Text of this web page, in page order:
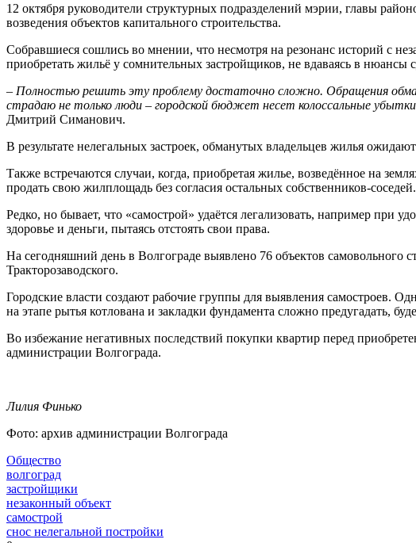
12 октября руководители структурных подразделений мэрии, главы
возведения объектов капитального строительства.
Собравшиеся сошлись во мнении, что несмотря на резонанс историй с
приобретать жильё у сомнительных застройщиков, не вдаваясь в нюансы
– Полностью решить эту проблему достаточно сложно. Обращения
страдаю не только люди – городской бюджет несет колоссальные
Дмитрий Симанович.
В результате нелегальных застроек, обманутых владельцев жилья
Также встречаются случаи, когда, приобретая жилье, возведённое на
продать свою жилплощадь без согласия остальных собственников-соседей.
Редко, но бывает, что «самострой» удаётся легализовать, например при
здоровье и деньги, пытаясь отстоять свои права.
На сегодняшний день в Волгограде выявлено 76 объектов
Тракторозаводского.
Городские власти создают рабочие группы для выявления самостроев.
на этапе рытья котлована и закладки фундамента сложно предугадать,
Во избежание негативных последствий покупки квартир перед
администрации Волгограда.
Лилия Финько
Фото: архив администрации Волгограда
Общество
волгоград
застройщики
незаконный объект
самострой
снос нелегальной постройки